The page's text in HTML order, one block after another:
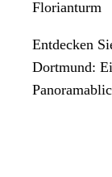
Florianturm
Entdecken
Dortmund: